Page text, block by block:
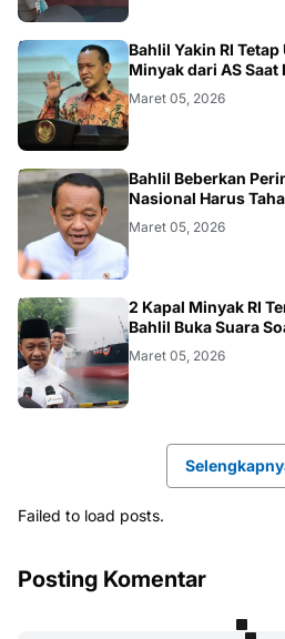
BISNIS
Bahlil Yakin RI
Minyak dari AS Saat
Maret 05, 2026
BISNIS
Bahlil Beberkan
Nasional Harus
Maret 05, 2026
BISNIS
2 Kapal Minyak RI
Bahlil Buka Suara
Maret 05, 2026
Failed to load posts.
Posting Komentar